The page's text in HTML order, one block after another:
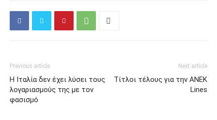
Previous article
Η Ιταλία δεν έχει λύσει τους
λογαριασμούς της με τον
φασισμό
Next article
Τίτλοι τέλους για την ΑΝΕΚ
Lines